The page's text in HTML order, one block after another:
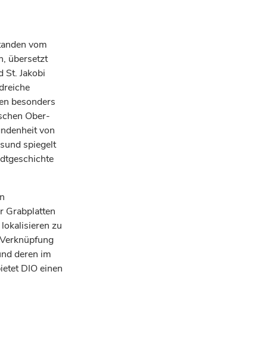
vom
übersetzt
St. Jakobi
besonders
Ober-
von
spiegelt
Grabplatten
zu
deren im
DIO einen